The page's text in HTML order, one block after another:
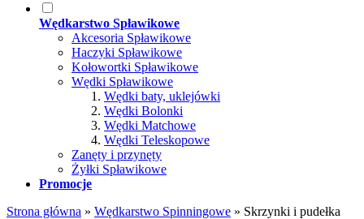
Wędkarstwo Spławikowe
Akcesoria Spławikowe
Haczyki Spławikowe
Kołowortki Spławikowe
Wędki Spławikowe
Wędki baty, uklejówki
Wędki Bolonki
Wędki Matchowe
Wędki Teleskopowe
Zanęty i przynęty
Żyłki Spławikowe
Promocje
Strona główna » Wędkarstwo Spinningowe » Skrzynki i pudełka